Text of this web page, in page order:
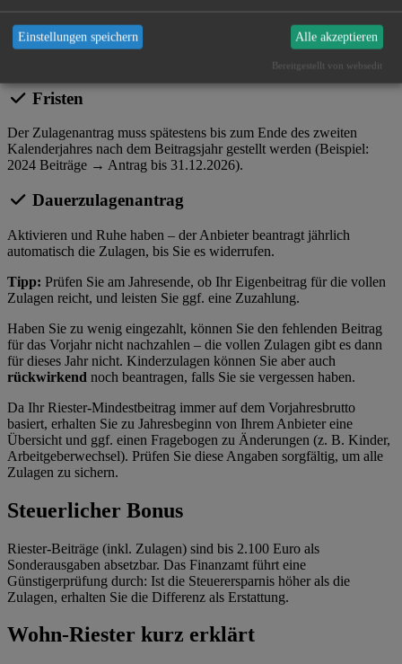
Stellen Sie sicher, dass der kindergeldberechtigte Elternteil im
Riester-Vertrag hinterlegt ist. Eine Übertragung ist möglich – ideal,
Fristen
Der Zulagenantrag muss spätestens bis zum Ende des zweiten
Kalenderjahres nach dem Beitragsjahr gestellt werden (Beispiel:
2024 Beiträge → Antrag bis 31.12.2026).
Dauerzulagenantrag
Aktivieren und Ruhe haben – der Anbieter beantragt jährlich
automatisch die Zulagen, bis Sie es widerrufen.
Tipp: Prüfen Sie am Jahresende, ob Ihr Eigenbeitrag für die vollen
Zulagen reicht, und leisten Sie ggf. eine Zuzahlung.
Haben Sie zu wenig eingezahlt, können Sie den fehlenden Beitrag
für das Vorjahr nicht nachzahlen – die vollen Zulagen gibt es dann
für dieses Jahr nicht. Kinderzulagen können Sie aber auch
rückwirkend noch beantragen, falls Sie sie vergessen haben.
Da Ihr Riester-Mindestbeitrag immer auf dem Vorjahresbrutto
basiert, erhalten Sie zu Jahresbeginn von Ihrem Anbieter eine
Übersicht und ggf. einen Fragebogen zu Änderungen (z. B. Kinder,
Arbeitgeberwechsel). Prüfen Sie diese Angaben sorgfältig, um alle
Zulagen zu sichern.
Steuerlicher Bonus
Riester-Beiträge (inkl. Zulagen) sind bis 2.100 Euro als
Sonderausgaben absetzbar. Das Finanzamt führt eine
Günstigerprüfung durch: Ist die Steuerersparnis höher als die
Zulagen, erhalten Sie die Differenz als Erstattung.
Wohn-Riester kurz erklärt
Einstellungen speichern Alle akzeptieren
Bereitgestellt von websedit